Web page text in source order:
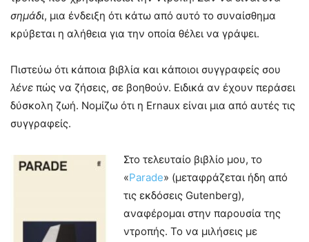
σημάδι, μια ένδειξη ότι κάτω από αυτό το συναίσθημα
κρύβεται η αλήθεια για την οποία θέλει να γράψει.
Πιστεύω ότι κάποια βιβλία και κάποιοι συγγραφείς σου
λένε πώς να ζήσεις, σε βοηθούν. Ειδικά αν έχουν περάσει
δύσκολη ζωή. Νομίζω ότι η Ernaux είναι μια από αυτές τις
συγγραφείς.
Στο τελευταίο βιβλίο μου, το
«Parade» (μεταφράζεται ήδη από
τις εκδόσεις Gutenberg),
αναφέρομαι στην παρουσία της
ντροπής. Το να μιλήσεις με